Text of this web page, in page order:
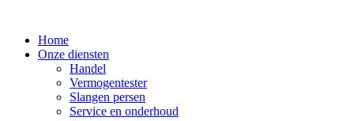
inhoud
Home
Onze diensten
Handel
Vermogentester
Slangen persen
Service en onderhoud